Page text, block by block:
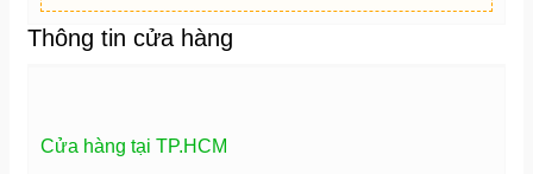
Thông tin cửa hàng
Cửa hàng tại TP.HCM